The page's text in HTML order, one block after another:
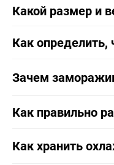
Какой размер и
Как определить,
Зачем
Как правильно
Как хранить